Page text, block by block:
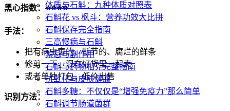
体质与石斛：九种体质对照表
石斛花 vs 枫斗：营养功效大比拼
石斛保存完全指南
三高慢病与石斛
禁忌与副作用
石斛与药物相克完整指南
抗氧化与皮肤健康
石斛多糖：不仅仅是“增强免疫力”那么简单
石斛调节肠道菌群
黑心指数：⭐⭐⭐⭐
手法：
把有病虫害的、断节的、腐烂的鲜条
修剪一下，混在好货里一起卖
或者单独打包，低价出售
识别方法：